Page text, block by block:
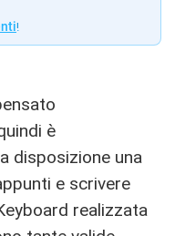
!
è
disposizione una
e scrivere
realizzata